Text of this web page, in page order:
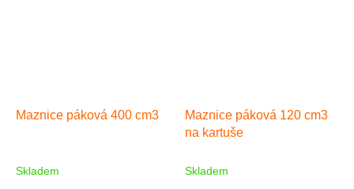
Maznice páková 400 cm3
Skladem
Maznice páková 120 cm3
na kartuše
Skladem